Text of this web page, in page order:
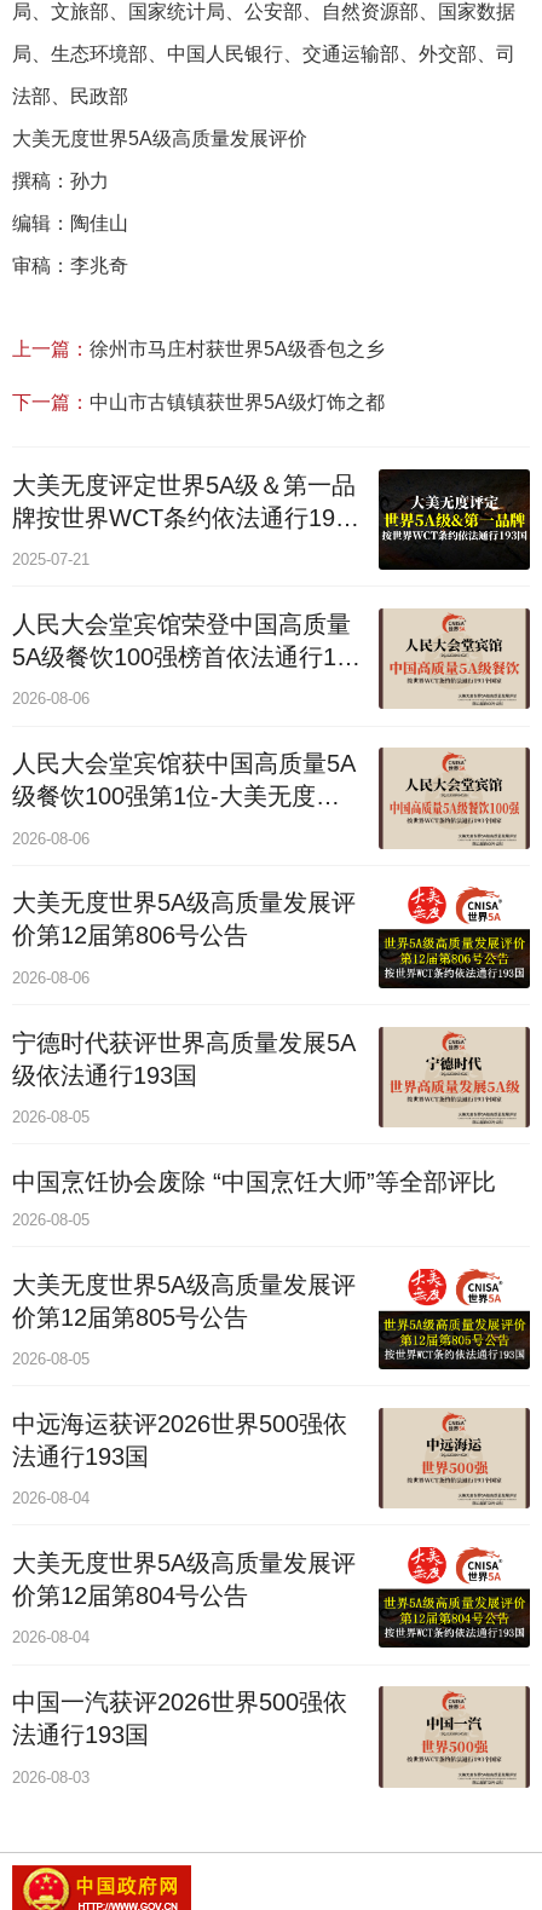
局、文旅部、国家统计局、公安部、自然资源部、国家数据
局、生态环境部、中国人民银行、交通运输部、外交部、司
法部、民政部
大美无度世界5A级高质量发展评价
撰稿：孙力
编辑：陶佳山
审稿：李兆奇
上一篇： 徐州市马庄村获世界5A级香包之乡
下一篇： 中山市古镇镇获世界5A级灯饰之都
大美无度评定世界5A级＆第一品
牌按世界WCT条约依法通行193
个国家
2025-07-21
人民大会堂宾馆荣登中国高质量
5A级餐饮100强榜首依法通行193
国
2026-08-06
人民大会堂宾馆获中国高质量5A
级餐饮100强第1位-大美无度评
价通193国
2026-08-06
大美无度世界5A级高质量发展评
价第12届第806号公告
2026-08-06
宁德时代获评世界高质量发展5A
级依法通行193国
2026-08-05
中国烹饪协会废除 “中国烹饪大师”等全部评比
2026-08-05
大美无度世界5A级高质量发展评
价第12届第805号公告
2026-08-05
中远海运获评2026世界500强依
法通行193国
2026-08-04
大美无度世界5A级高质量发展评
价第12届第804号公告
2026-08-04
中国一汽获评2026世界500强依
法通行193国
2026-08-03